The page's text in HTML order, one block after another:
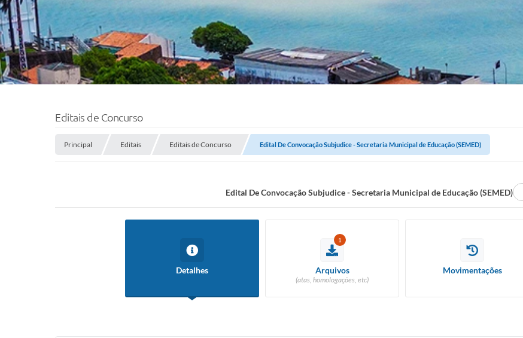
Editais de Concurso
Principal Editais Editais de Concurso Edital De Convocação Subjudice - Secretaria Municipal de Educação (SEMED)
Edital De Convocação Subjudice - Secretaria Municipal de Educação (SEMED)
Detalhes
1
Arquivos
(atas, homologações, etc)
Movimentações